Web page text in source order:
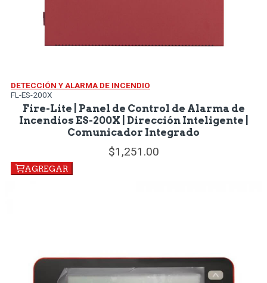
DETECCIÓN Y ALARMA DE INCENDIO
FL-ES-200X
Fire-Lite | Panel de Control de Alarma de
Incendios ES-200X | Dirección Inteligente |
Comunicador Integrado
1,251.00
AGREGAR